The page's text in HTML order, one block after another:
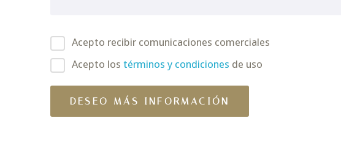
Acepto recibir comunicaciones comerciales
Acepto los términos y condiciones de uso